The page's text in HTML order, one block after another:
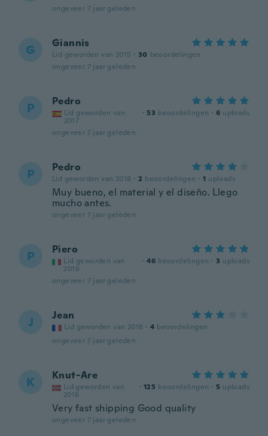
ongeveer 7 jaar geleden
G Giannis
Lid geworden van 2015 · 30 beoordelingen
ongeveer 7 jaar geleden
P Pedro
Lid geworden van
2017
· 53 beoordelingen · 6 uploads
ongeveer 7 jaar geleden
P Pedro
Lid geworden van 2018 · 2 beoordelingen · 1 uploads
Muy bueno, el material y el diseño. Llego
mucho antes.
ongeveer 7 jaar geleden
P Piero
Lid geworden van
2016
· 46 beoordelingen · 3 uploads
ongeveer 7 jaar geleden
J Jean
Lid geworden van 2018 · 4 beoordelingen
ongeveer 7 jaar geleden
K Knut-Are
Lid geworden van
2016
· 125 beoordelingen · 5 uploads
Very fast shipping Good quality
ongeveer 7 jaar geleden